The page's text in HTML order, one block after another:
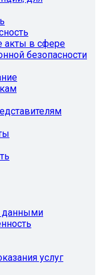
акты в сфере
безопасности
данными
услуг